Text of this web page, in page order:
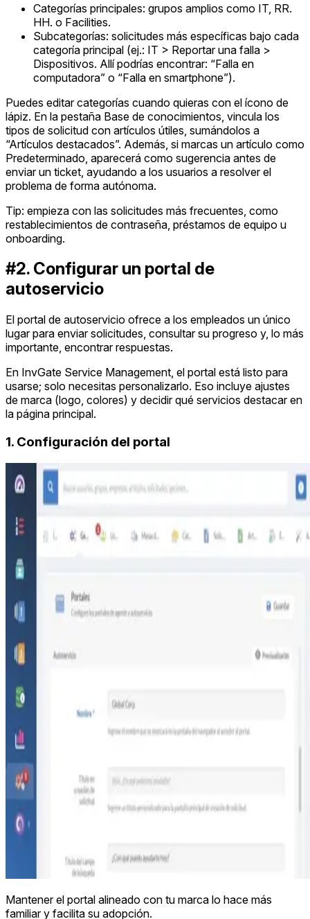
Categorías principales: grupos amplios como IT, RR.
HH. o Facilities.
Subcategorías: solicitudes más específicas bajo cada
categoría principal (ej.: IT > Reportar una falla >
Dispositivos. Allí podrías encontrar: “Falla en
computadora” o “Falla en smartphone”).
Puedes editar categorías cuando quieras con el ícono de
lápiz. En la pestaña Base de conocimientos, vincula los
tipos de solicitud con artículos útiles, sumándolos a
“Artículos destacados”. Además, si marcas un artículo como
Predeterminado, aparecerá como sugerencia antes de
enviar un ticket, ayudando a los usuarios a resolver el
problema de forma autónoma.
Tip: empieza con las solicitudes más frecuentes, como
restablecimientos de contraseña, préstamos de equipo u
onboarding.
#2. Configurar un portal de
autoservicio
El portal de autoservicio ofrece a los empleados un único
lugar para enviar solicitudes, consultar su progreso y, lo más
importante, encontrar respuestas.
En InvGate Service Management, el portal está listo para
usarse; solo necesitas personalizarlo. Eso incluye ajustes
de marca (logo, colores) y decidir qué servicios destacar en
la página principal.
1. Configuración del portal
Mantener el portal alineado con tu marca lo hace más
familiar y facilita su adopción.